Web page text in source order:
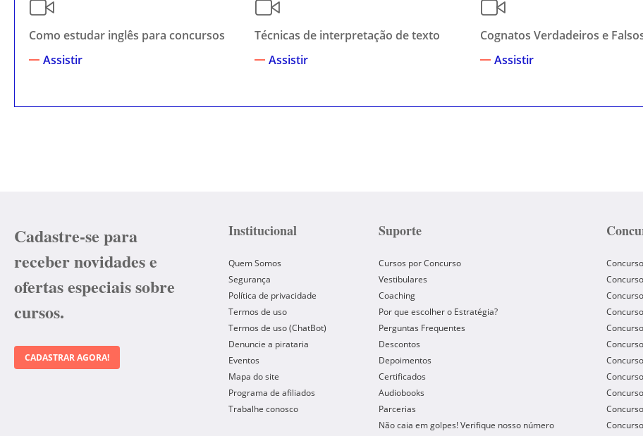
Como estudar inglês para concursos
Assistir
Técnicas de interpretação de texto
Assistir
Cognatos Verdadeiros e
Assistir
Cadastre-se para
receber novidades e
ofertas especiais sobre
cursos.
CADASTRAR AGORA!
Institucional
Quem Somos
Segurança
Política de privacidade
Termos de uso
Termos de uso (ChatBot)
Denuncie a pirataria
Eventos
Mapa do site
Programa de afiliados
Trabalhe conosco
Suporte
Cursos por Concurso
Vestibulares
Coaching
Por que escolher o Estratégia?
Perguntas Frequentes
Descontos
Depoimentos
Certificados
Audiobooks
Parcerias
Não caia em golpes! Verifique nosso número